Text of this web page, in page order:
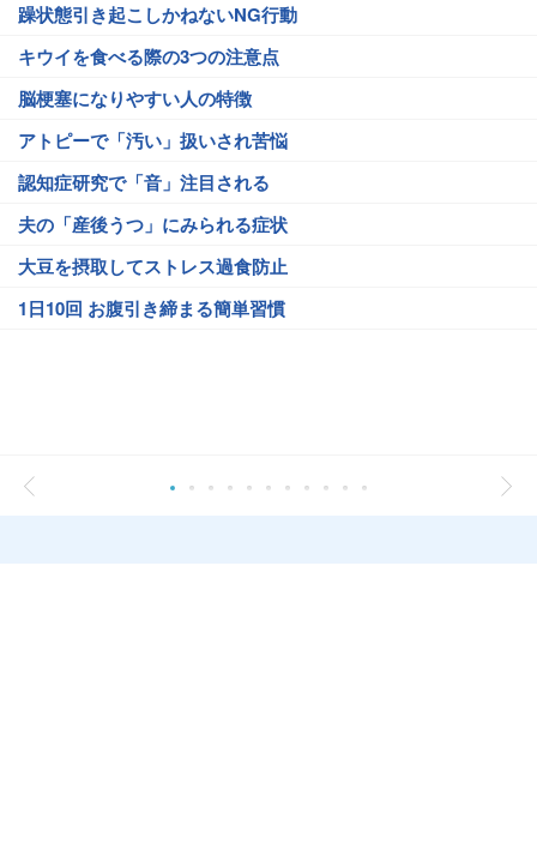
躁状態引き起こしかねないNG行動
キウイを食べる際の3つの注意点
脳梗塞になりやすい人の特徴
アトピーで「汚い」扱いされ苦悩
認知症研究で「音」注目される
夫の「産後うつ」にみられる症状
大豆を摂取してストレス過食防止
1日10回 お腹引き締まる簡単習慣